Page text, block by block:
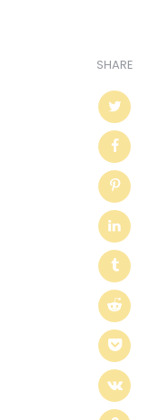
SHARE